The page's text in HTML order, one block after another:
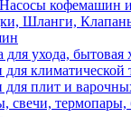
кофемашин и
Шланги,
для ухода, бытовая
для климатической
для плит и
свечи, термопары,